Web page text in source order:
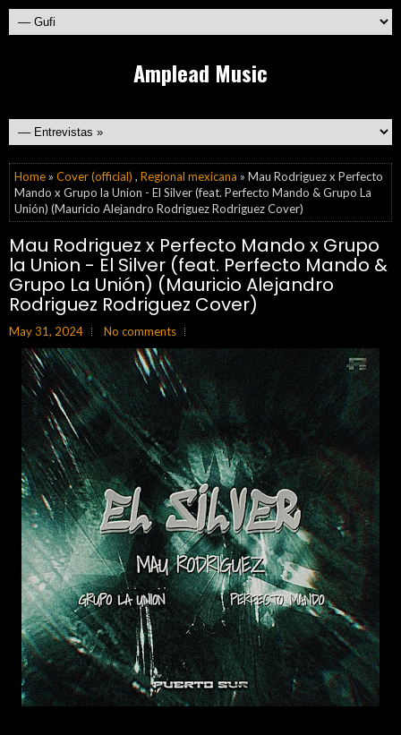
Amplead Music
Home » Cover (official) , Regional mexicana » Mau Rodriguez x Perfecto
Mando x Grupo la Union - El Silver (feat. Perfecto Mando & Grupo La
Unión) (Mauricio Alejandro Rodriguez Rodriguez Cover)
Mau Rodriguez x Perfecto Mando x Grupo
la Union - El Silver (feat. Perfecto Mando &
Grupo La Unión) (Mauricio Alejandro
Rodriguez Rodriguez Cover)
May 31, 2024 No comments